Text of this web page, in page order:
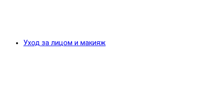
Уход за лицом и макияж